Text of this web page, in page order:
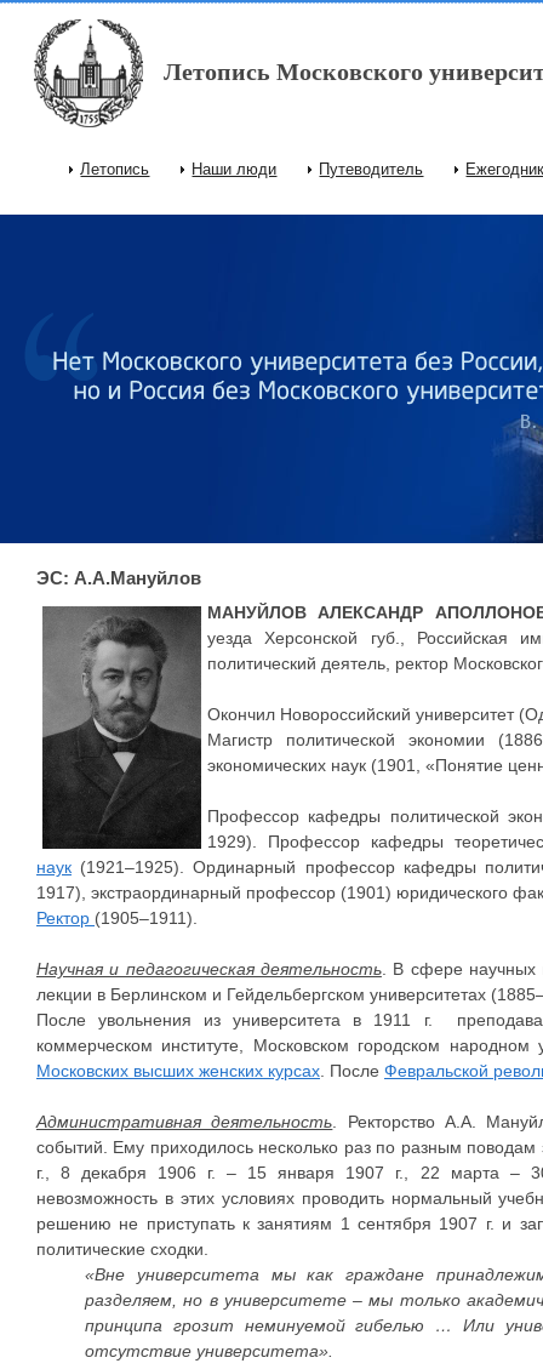
Перейти к основному содержанию
Летопись Московского
Главное меню
Летопись Наши люди Путеводитель
ЭС: А.А.Мануйлов
МАНУЙЛОВ АЛЕКСАНДР
уезда Херсонской губ., Российская
политический деятель, ректор
Окончил Новороссийский университет
Магистр политической экономии
экономических наук (1901, «Понятие
Профессор кафедры политической
1929). Профессор кафедры
наук (1921–1925). Ординарный профессор кафедры
1917), экстраординарный профессор (1901) юридического
Ректор (1905–1911).
Научная и педагогическая деятельность. В сфере научных
лекции в Берлинском и Гейдельбергском университетах
После увольнения из университета в 1911 г.
коммерческом институте, Московском городском
Московских высших женских курсах . После Февральской
Административная деятельность . Ректорство А.А.
событий. Ему приходилось несколько раз по разным поводам
г., 8 декабря 1906 г. – 15 января 1907 г., 22 марта –
невозможность в этих условиях проводить нормальный
решению не приступать к занятиям 1 сентября 1907 г. и
политические сходки.
«Вне университета мы как граждане
разделяем, но в университете – мы только
принципа грозит неминуемой гибелью … Или
отсутствие университета».